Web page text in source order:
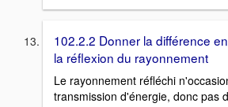
102.2.2 Donner la différence
la réflexion du rayonnement
Le rayonnement réfléchi
transmission d'énergie, donc pas